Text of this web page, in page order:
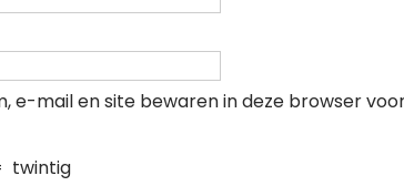
e-mail en site bewaren in deze browser
twintig